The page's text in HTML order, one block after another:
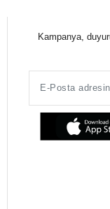
Kampanya,